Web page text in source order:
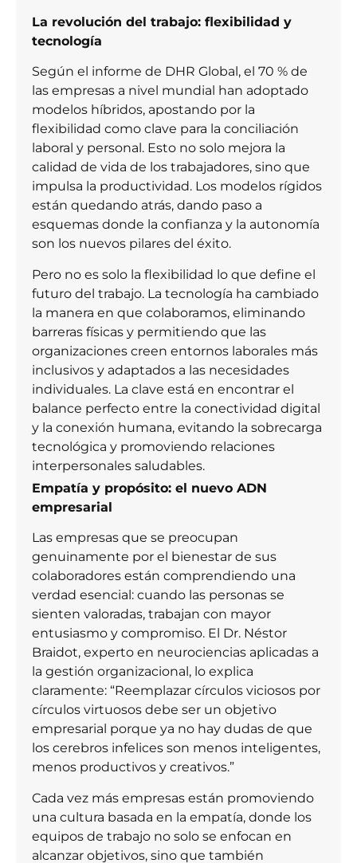
La revolución del trabajo: flexibilidad y
tecnología
Según el informe de DHR Global, el 70 % de
las empresas a nivel mundial han adoptado
modelos híbridos, apostando por la
flexibilidad como clave para la conciliación
laboral y personal. Esto no solo mejora la
calidad de vida de los trabajadores, sino que
impulsa la productividad. Los modelos rígidos
están quedando atrás, dando paso a
esquemas donde la confianza y la autonomía
son los nuevos pilares del éxito.
Pero no es solo la flexibilidad lo que define el
futuro del trabajo. La tecnología ha cambiado
la manera en que colaboramos, eliminando
barreras físicas y permitiendo que las
organizaciones creen entornos laborales más
inclusivos y adaptados a las necesidades
individuales. La clave está en encontrar el
balance perfecto entre la conectividad digital
y la conexión humana, evitando la sobrecarga
tecnológica y promoviendo relaciones
interpersonales saludables.
Empatía y propósito: el nuevo ADN
empresarial
Las empresas que se preocupan
genuinamente por el bienestar de sus
colaboradores están comprendiendo una
verdad esencial: cuando las personas se
sienten valoradas, trabajan con mayor
entusiasmo y compromiso. El Dr. Néstor
Braidot, experto en neurociencias aplicadas a
la gestión organizacional, lo explica
claramente: “Reemplazar círculos viciosos por
círculos virtuosos debe ser un objetivo
empresarial porque ya no hay dudas de que
los cerebros infelices son menos inteligentes,
menos productivos y creativos.”
Cada vez más empresas están promoviendo
una cultura basada en la empatía, donde los
equipos de trabajo no solo se enfocan en
alcanzar objetivos, sino que también